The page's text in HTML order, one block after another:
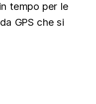
tempo per le
GPS che si